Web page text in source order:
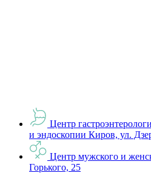
Центр
и эндоскопии Киров, ул.
Центр мужского и
Горького, 25